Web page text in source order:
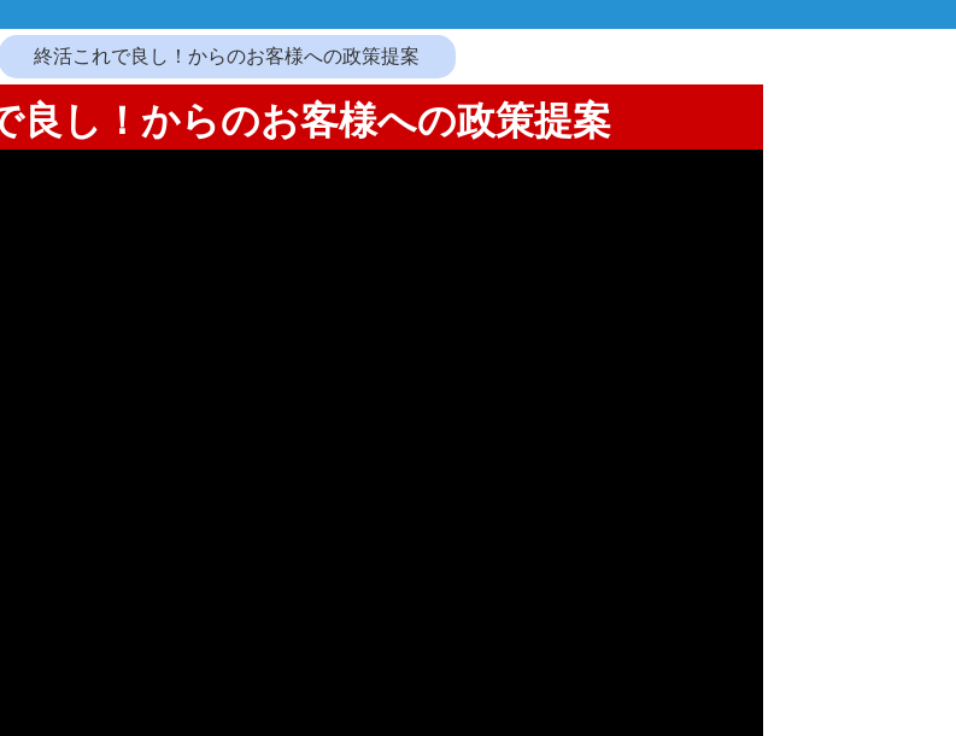
終活これで良し！からのお客様への政策提案
良し！からのお客様への政策提案